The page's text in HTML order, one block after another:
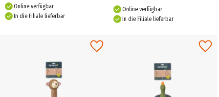
Online verfügbar
In die Filiale lieferbar
Online verfügbar
In die Filiale lieferbar